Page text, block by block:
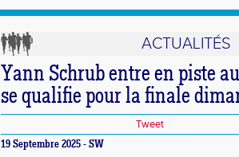
ACTUALITÉS
Yann Schrub entre en piste
se qualifie pour la finale
Tweet
19 Septembre 2025 - SW